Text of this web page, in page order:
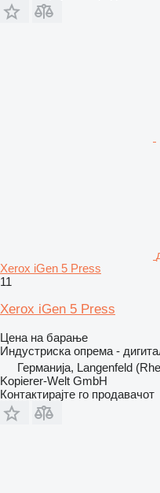
Xerox iGen 5 Press
11
Xerox iGen 5 Press
Цена на барање
Индустриска опрема -
Германија, Langenfeld
Kopierer-Welt GmbH
Контактирајте го продавачот